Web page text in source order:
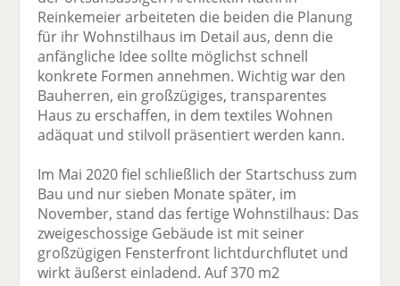
Reinkemeier arbeiteten die beiden die Planung
für ihr Wohnstilhaus im Detail aus, denn die
anfängliche Idee sollte möglichst schnell
konkrete Formen annehmen. Wichtig war den
Bauherren, ein großzügiges, transparentes
Haus zu erschaffen, in dem textiles Wohnen
adäquat und stilvoll präsentiert werden kann.
Im Mai 2020 fiel schließlich der Startschuss zum
Bau und nur sieben Monate später, im
November, stand das fertige Wohnstilhaus: Das
zweigeschossige Gebäude ist mit seiner
großzügigen Fensterfront lichtdurchflutet und
wirkt äußerst einladend. Auf 370 m2